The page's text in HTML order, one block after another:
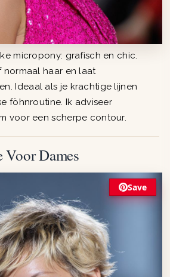
micropony: grafisch en chic.
haar en laat
Ideaal als je krachtige lijnen
föhnroutine. Ik adviseer
voor een scherpe contour.
Voor Dames
Save